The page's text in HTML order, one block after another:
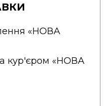
«НОВА
кур'єром «НОВА